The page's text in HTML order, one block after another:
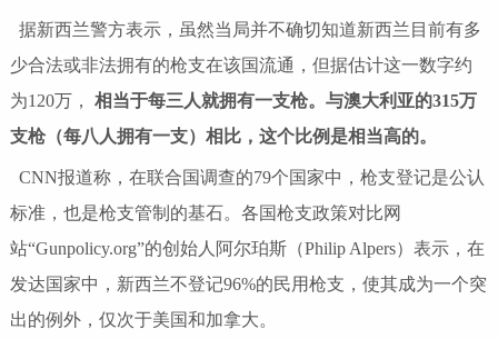
据新西兰警方表示，虽然当局并不确切知道新西兰目前有多
少合法或非法拥有的枪支在该国流通，但据估计这一数字约
为120万， 相当于每三人就拥有一支枪。与澳大利亚的315万
支枪（每八人拥有一支）相比，这个比例是相当高的。
CNN报道称，在联合国调查的79个国家中，枪支登记是公认
标准，也是枪支管制的基石。各国枪支政策对比网
站“Gunpolicy.org”的创始人阿尔珀斯（Philip Alpers）表示，在
发达国家中，新西兰不登记96%的民用枪支，使其成为一个突
出的例外，仅次于美国和加拿大。